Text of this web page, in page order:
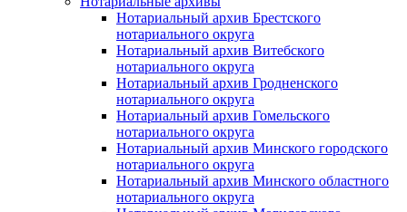
Нотариальный архив Брестского
нотариального округа
Нотариальный архив Витебского
нотариального округа
Нотариальный архив Гродненского
нотариального округа
Нотариальный архив Гомельского
нотариального округа
Нотариальный архив Минского городского
нотариального округа
Нотариальный архив Минского областного
нотариального округа